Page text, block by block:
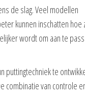
de slag. Veel modellen
kunnen inschatten hoe
wordt om aan te
puttingtechniek te
combinatie van controle